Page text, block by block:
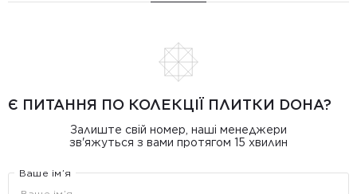
Є ПИТАННЯ ПО КОЛЕКЦІЇ ПЛИТКИ DOHA?
Залиште свій номер, наші менеджери
зв'яжуться з вами протягом 15 хвилин
Ваше ім’я